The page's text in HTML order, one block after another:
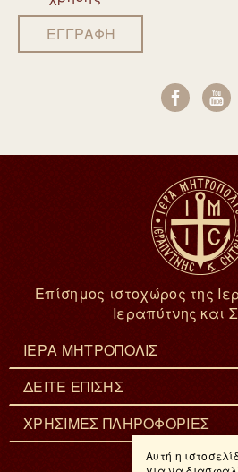
Αυτή η
ΕΓΓΡΑΦΗ
Επίσημος ιστοχώρος της
Ιεραπύτνης και
ΙΕΡΑ ΜΗΤΡΟΠΟΛΙΣ
ΔΕΙΤΕ ΕΠΙΣΗΣ
ΧΡΗΣΙΜΕΣ ΠΛΗΡΟΦΟΡΙΕΣ